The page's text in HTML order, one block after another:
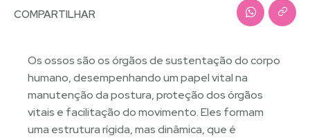
COMPARTILHAR
Os ossos são os órgãos de sustentação do corpo
humano, desempenhando um papel vital na
manutenção da postura, proteção dos órgãos
vitais e facilitação do movimento. Eles formam
uma estrutura rígida, mas dinâmica, que é